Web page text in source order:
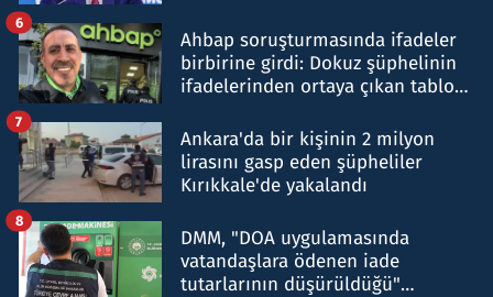
Ahbap soruşturmasında ifadeler
birbirine girdi: Dokuz şüphelinin
ifadelerinden ortaya çıkan tablo
6
Ankara'da bir kişinin 2 milyon
lirasını gasp eden şüpheliler
Kırıkkale'de yakalandı
7
DMM, "DOA uygulamasında
vatandaşlara ödenen iade
tutarlarının düşürüldüğü"
8